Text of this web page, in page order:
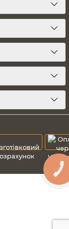
КНОПКА
ЗВ'ЯЗКУ